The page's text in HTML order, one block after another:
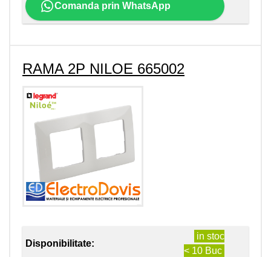
Comanda prin WhatsApp
RAMA 2P NILOE 665002
Disponibilitate:
in stoc
< 10 Buc